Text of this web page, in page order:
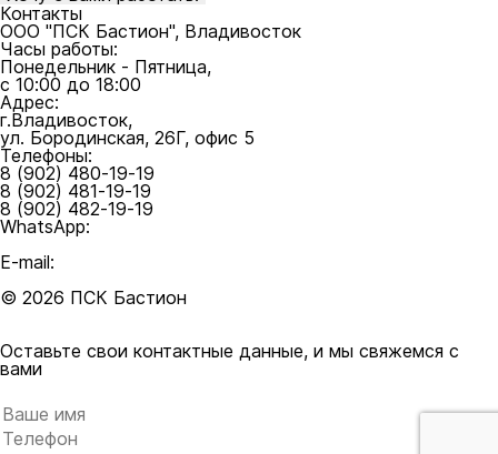
Контакты
ООО "ПСК Бастион", Владивосток
Часы работы:
Понедельник - Пятница,
с 10:00 до 18:00
Адрес:
г.Владивосток,
ул. Бородинская, 26Г, офис 5
Телефоны:
8 (902) 480-19-19
8 (902) 481-19-19
8 (902) 482-19-19
WhatsApp:
8 (902) 480-19-19
E-mail:
© 2026 ПСК Бастион
Оставьте свои контактные данные, и мы свяжемся с
вами